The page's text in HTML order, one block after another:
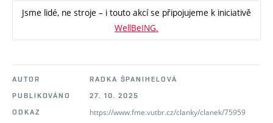
Jsme lidé, ne stroje – i touto akcí se připojujeme k iniciativě
WellBeING.
AUTOR
RADKA ŠPANIHELOVÁ
PUBLIKOVÁNO
27. 10. 2025
ODKAZ
https://www.fme.vutbr.cz/clanky/clanek/75959